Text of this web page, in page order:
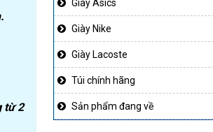
Giày Asics
Giày Nike
Giày Lacoste
Túi chính hãng
Sản phẩm đang về
từ 2